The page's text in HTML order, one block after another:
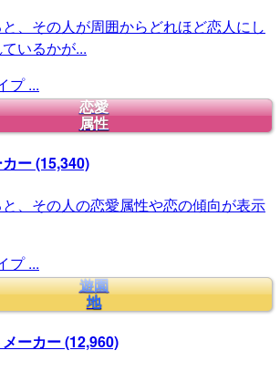
、その人が周囲からどれほど恋人にし
いるかが...
プ ...
恋愛
属性
ー(15,340)
、その人の恋愛属性や恋の傾向が表示
プ ...
遊園
地
ーカー(12,960)